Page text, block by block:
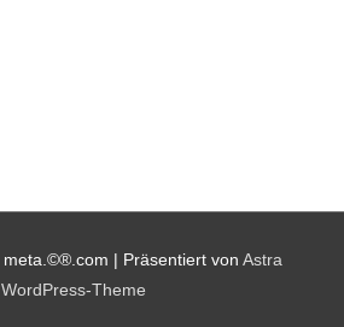
meta.©®.com | Präsentiert von Astra
WordPress-Theme